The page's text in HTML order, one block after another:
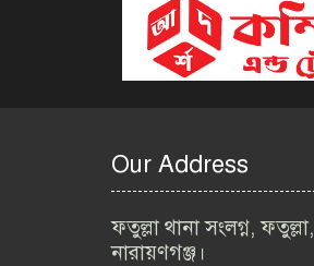
Our Address
ফতুল্লা থানা সংলগ্ন, ফতুল্লা,
নারায়ণগঞ্জ।